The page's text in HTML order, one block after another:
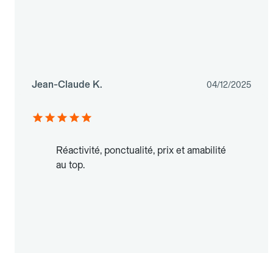
Jean-Claude K. 04/12/2025
Réactivité, ponctualité, prix et amabilité
au top.